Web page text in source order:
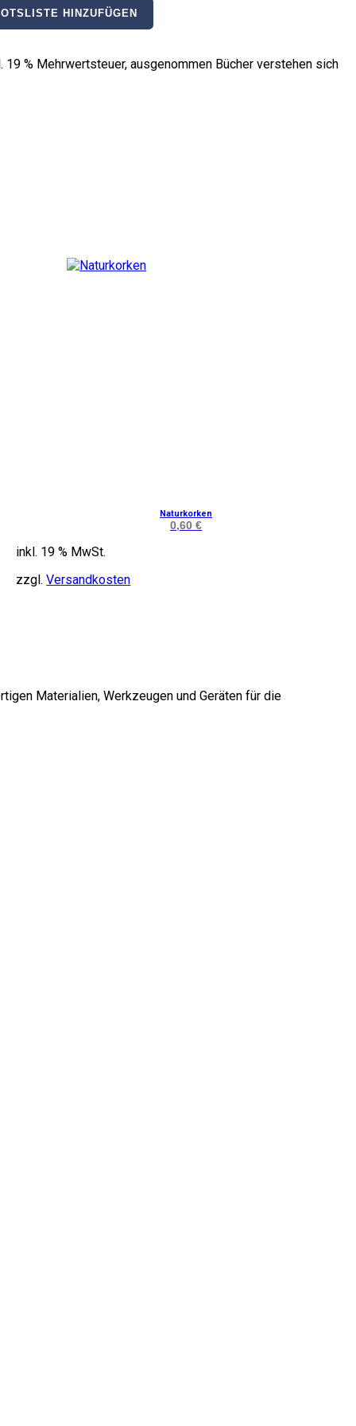
HINZUFÜGEN
% Mehrwertsteuer, ausgenommen Bücher verstehen sich
Naturkorken
0,60€
inkl. 19 % MwSt.
zzgl.Versandkosten
Materialien, Werkzeugen und Geräten für die